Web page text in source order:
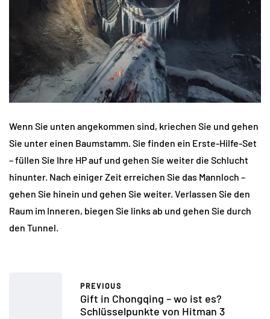
Wenn Sie unten angekommen sind, kriechen Sie und gehen
Sie unter einen Baumstamm. Sie finden ein Erste-Hilfe-Set
– füllen Sie Ihre HP auf und gehen Sie weiter die Schlucht
hinunter. Nach einiger Zeit erreichen Sie das Mannloch –
gehen Sie hinein und gehen Sie weiter. Verlassen Sie den
Raum im Inneren, biegen Sie links ab und gehen Sie durch
den Tunnel.
PREVIOUS
Gift in Chongqing – wo ist es?
Schlüsselpunkte von Hitman 3